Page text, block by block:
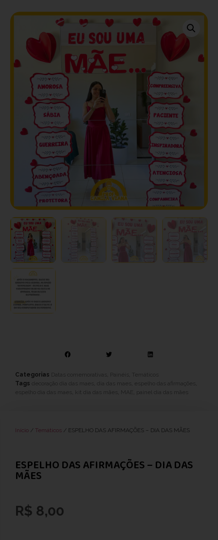
Categorias Datas comemorativas Painéis
Temáticos
Tags
espelho das afirmações
espelho dia das maes
kit dia das mães MAE painel dia das mães
Início / Temáticos / ESPELHO DAS AFIRMAÇÕES – DIA DAS MÃES
ESPELHO DAS AFIRMAÇÕES – DIA DAS
MÃES
R$ 8,00